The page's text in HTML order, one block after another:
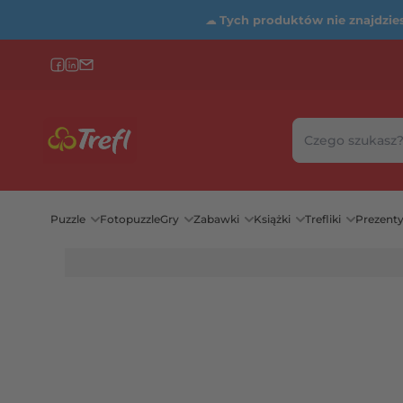
☁ Tych produktów nie
Szukaj w
Wybierz
Puzzle FotopuzzleGry Zabawki Książki Trefliki Prezenty